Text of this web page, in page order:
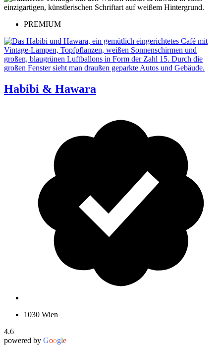
PREMIUM
Habibi & Hawara
1030 Wien
4.6
powered by Google